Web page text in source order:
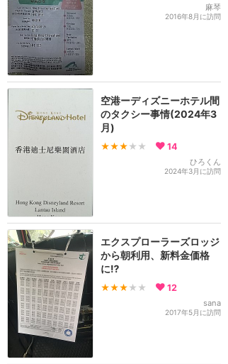
麻琴
2016年8月に訪問
空港ーディズニーホテル間
のタクシー事情(2024年3
月)
★★★ ★★ 14
ひろくん
2024年3月に訪問
エクスプローラーズロッジ
から朝利用、新料金価格
に⁉️
★★★ ★★ 12
sana
2017年5月に訪問